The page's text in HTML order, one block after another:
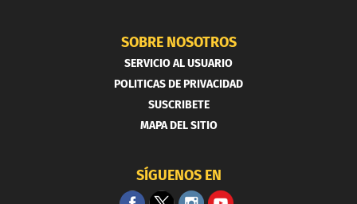
SOBRE NOSOTROS
SERVICIO AL USUARIO
POLITICAS DE PRIVACIDAD
SUSCRIBETE
MAPA DEL SITIO
SÍGUENOS EN